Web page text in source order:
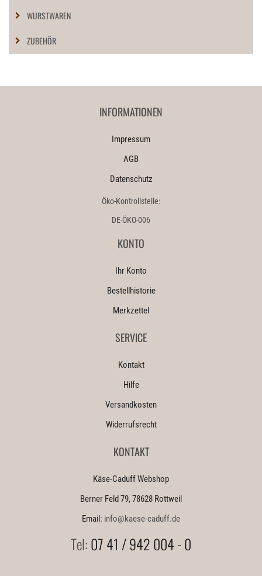
WURSTWAREN
ZUBEHÖR
INFORMATIONEN
Impressum
AGB
Datenschutz
Öko-Kontrollstelle:
DE-ÖKO-006
KONTO
Ihr Konto
Bestellhistorie
Merkzettel
SERVICE
Kontakt
Hilfe
Versandkosten
Widerrufsrecht
KONTAKT
Käse-Caduff Webshop
Berner Feld 79, 78628 Rottweil
Email: info@kaese-caduff.de
Tel:07 41 / 942 004 - 0